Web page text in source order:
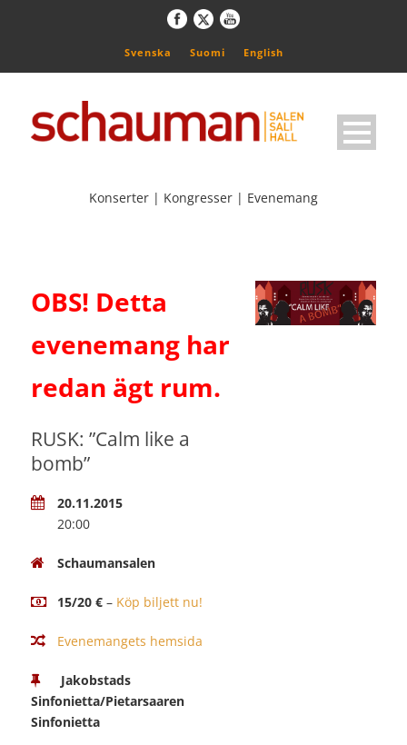
Svenska Suomi English
Konserter | Kongresser | Evenemang
OBS! Detta
evenemang har
redan ägt rum.
RUSK: ”Calm like a
bomb”
20.11.2015
20:00
Schaumansalen
15/20 € – Köp biljett nu!
Evenemangets hemsida
Jakobstads
Sinfonietta/Pietarsaaren
Sinfonietta